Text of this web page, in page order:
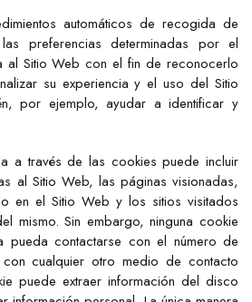
automáticos de recogida de
preferencias determinadas por el
al Sitio Web con el fin de reconocerlo
su experiencia y el uso del Sitio
por ejemplo, ayudar a identificar y
a través de las cookies puede incluir
al Sitio Web, las páginas visionadas,
en el Sitio Web y los sitios visitados
mismo. Sin embargo, ninguna cookie
pueda contactarse con el número de
cualquier otro medio de contacto
puede extraer información del disco